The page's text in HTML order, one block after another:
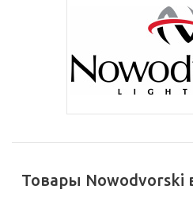
Товары Nowodvorski